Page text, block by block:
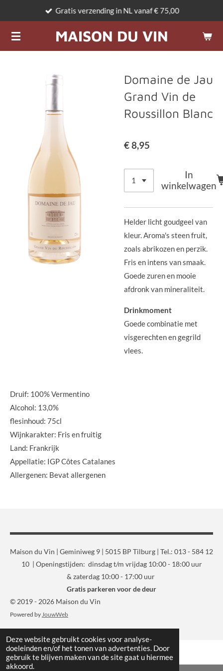
Deze website gebruikt cookies voor analyse-
doeleinden en/of het tonen van advertenties. Door
gebruik te blijven maken van de site gaat u hiermee
akkoord.
naar
de
MAISON DU VIN
Gratis verzending in NL vanaf € 75,00
Domaine de Jau
Grand Vin de
Roussillon Blanc
€ 8,95
In
winkelwagen
Helder licht goudgeel van
kleur. Aroma's steen fruit,
zoals abrikozen en perzik.
Fris en intens van smaak.
Goede zuren en mooie
afdronk van mineraliteit.
Drinkmoment
Goede combinatie met
visgerechten en gegrild
vlees.
Druif: 100% Vermentino
Alcohol: 13,0%
flesinhoud: 75cl
Wijnkarakter: Fris en fruitig
Land: Frankrijk
Appellatie: IGP Côtes Catalanes
Allergenen: Bevat allergenen
Maison du Vin | Geminiweg 9 | 5015 BP Tilburg | Tel.: 013 - 584 12
10 | Openingstijden: dinsdag t/m vrijdag 10:00 - 18:00 uur
& zaterdag 10:00 - 17:00 uur
Gratis parkeren voor de deur
© 2019 - 2026 Maison du Vin
Powered by JouwWeb